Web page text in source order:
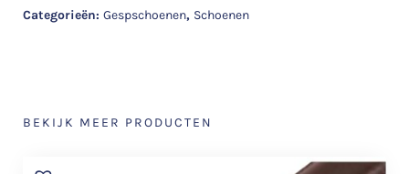
Categorieën: Gespschoenen, Schoenen
BEKIJK MEER PRODUCTEN